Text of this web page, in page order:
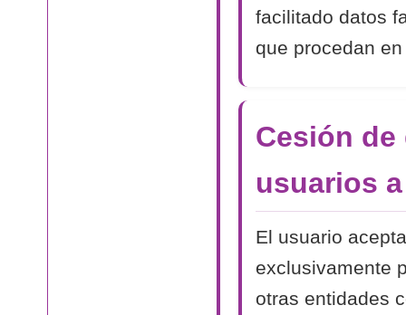
facilitado datos
que procedan
Cesión
usuarios
El usuario
exclusivamente
otras entidades